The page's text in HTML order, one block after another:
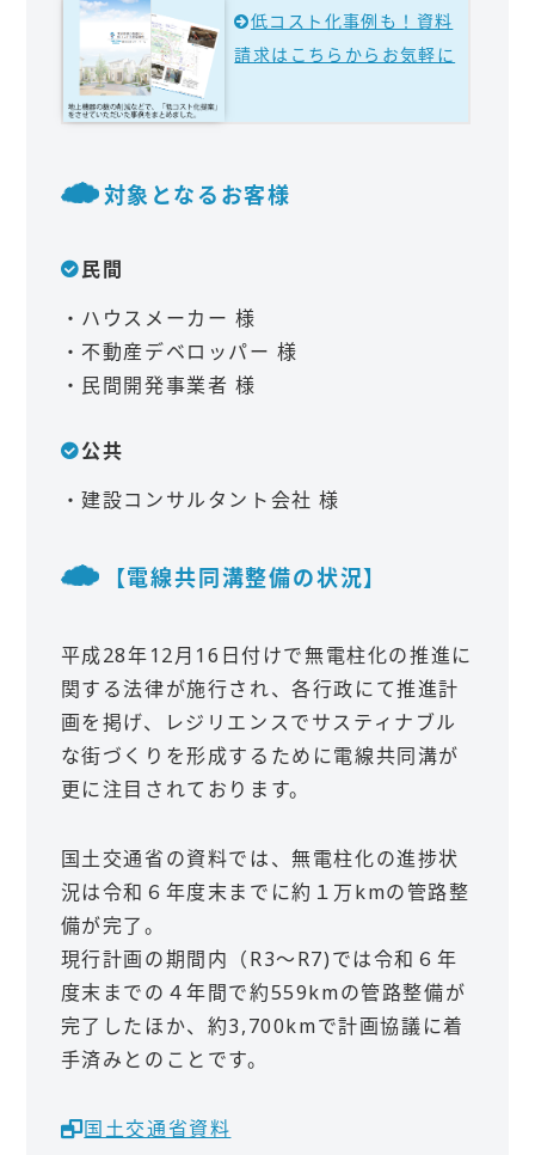
低コスト化事例も！資料
請求はこちらからお気軽に
対象となるお客様
民間
・ハウスメーカー 様
・不動産デベロッパー 様
・民間開発事業者 様
公共
・建設コンサルタント会社 様
【電線共同溝整備の状況】
平成28年12月16日付けで無電柱化の推進に
関する法律が施行され、各行政にて推進計
画を掲げ、レジリエンスでサスティナブル
な街づくりを形成するために電線共同溝が
更に注目されております。
国土交通省の資料では、無電柱化の進捗状
況は令和６年度末までに約１万kmの管路整
備が完了。
現行計画の期間内（R3～R7)では令和６年
度末までの４年間で約559kmの管路整備が
完了したほか、約3,700kmで計画協議に着
手済みとのことです。
国土交通省資料